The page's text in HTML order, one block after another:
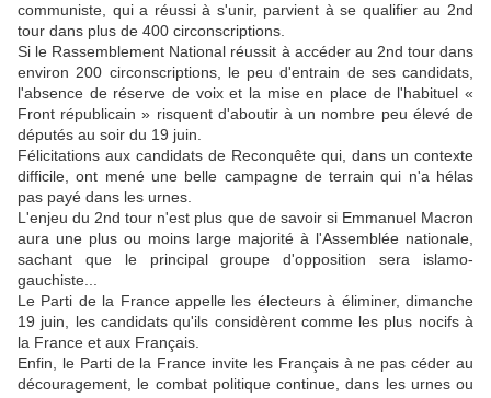
communiste, qui a réussi à s'unir, parvient à se qualifier au 2nd
tour dans plus de 400 circonscriptions.
Si le Rassemblement National réussit à accéder au 2nd tour dans
environ 200 circonscriptions, le peu d'entrain de ses candidats,
l'absence de réserve de voix et la mise en place de l'habituel «
Front républicain » risquent d'aboutir à un nombre peu élevé de
députés au soir du 19 juin.
Félicitations aux candidats de Reconquête qui, dans un contexte
difficile, ont mené une belle campagne de terrain qui n'a hélas
pas payé dans les urnes.
L'enjeu du 2nd tour n'est plus que de savoir si Emmanuel Macron
aura une plus ou moins large majorité à l'Assemblée nationale,
sachant que le principal groupe d'opposition sera islamo-
gauchiste...
Le Parti de la France appelle les électeurs à éliminer, dimanche
19 juin, les candidats qu'ils considèrent comme les plus nocifs à
la France et aux Français.
Enfin, le Parti de la France invite les Français à ne pas céder au
découragement, le combat politique continue, dans les urnes ou